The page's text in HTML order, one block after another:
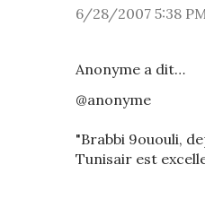
6/28/2007 5:38
Anonyme a dit…
@anonyme
"Brabbi 9ououli,
Tunisair est